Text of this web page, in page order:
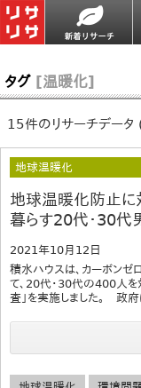
タグ [温暖化]
15件のリサーチデー
地球温暖化
地球温暖化防止に
暮らす20代・30代
2021年10月12日
積水ハウスは、カーボンゼ
て、20代・30代の400人
査」を実施しました。 政